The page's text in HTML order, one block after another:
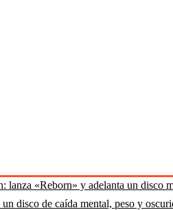
lanza «Reborn» y adelanta un disco
un disco de caída mental, peso y